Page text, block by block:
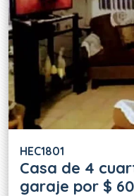
HEC1801
Casa de 4
garaje por $